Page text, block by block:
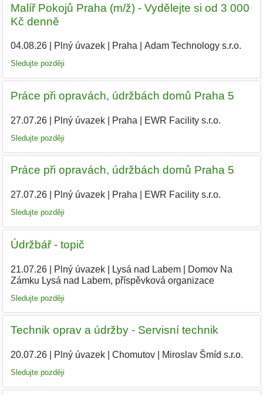
Malíř Pokojů Praha (m/ž) - Vydělejte si od 3 000
Kč denně
04.08.26| Plný úvazek| Praha Adam Technology s.r.o.
Sledujte později
Práce při opravách, údržbách domů Praha 5
27.07.26| Plný úvazek| Praha EWR Facility s.r.o.
Sledujte později
Práce při opravách, údržbách domů Praha 5
27.07.26| Plný úvazek| Praha EWR Facility s.r.o.
Sledujte později
Údržbář - topič
21.07.26| Plný úvazek| Lysá nad Labem|
Domov Na
Zámku Lysá nad Labem, příspěvková organizace|
Sledujte později
Technik oprav a údržby - Servisní technik
20.07.26| Plný úvazek| Chomutov| Miroslav Šmíd s.r.o.
Sledujte později